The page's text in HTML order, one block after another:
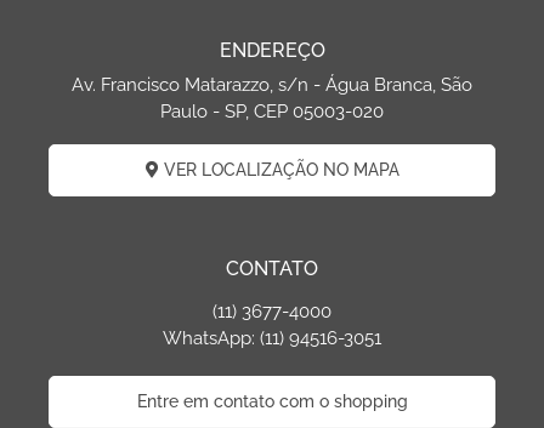
ENDEREÇO
Av. Francisco Matarazzo, s/n - Água Branca, São
Paulo - SP, CEP 05003-020
VER LOCALIZAÇÃO NO MAPA
CONTATO
(11) 3677-4000
WhatsApp: (11) 94516-3051
Entre em contato com o shopping